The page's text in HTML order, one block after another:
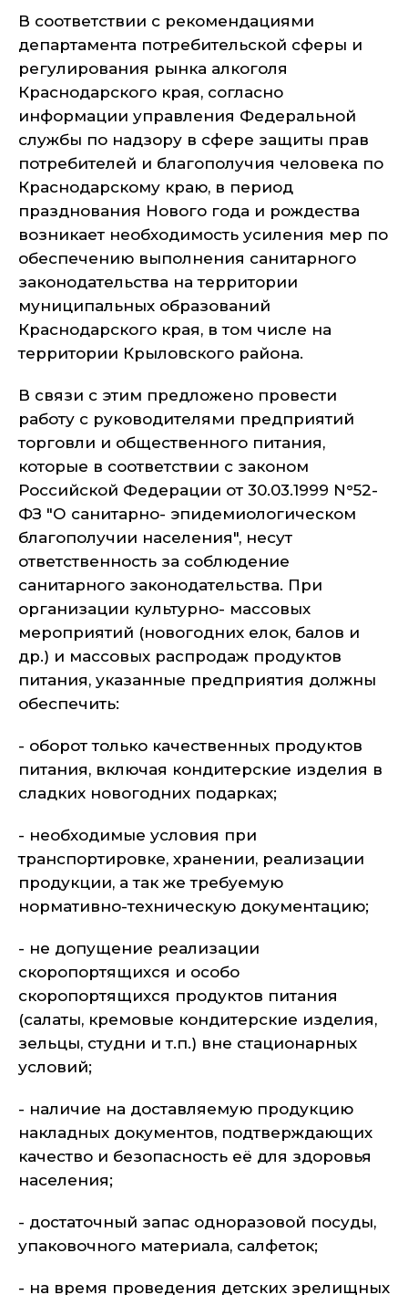
В соответствии с рекомендациями
департамента потребительской сферы и
регулирования рынка алкоголя
Краснодарского края, согласно
информации управления Федеральной
службы по надзору в сфере защиты прав
потребителей и благополучия человека по
Краснодарскому краю, в период
празднования Нового года и рождества
возникает необходимость усиления мер по
обеспечению выполнения санитарного
законодательства на территории
муниципальных образований
Краснодарского края, в том числе на
территории Крыловского района.
В связи с этим предложено провести
работу с руководителями предприятий
торговли и общественного питания,
которые в соответствии с законом
Российской Федерации от 30.03.1999 N°52-
ФЗ "О санитарно- эпидемиологическом
благополучии населения", несут
ответственность за соблюдение
санитарного законодательства. При
организации культурно- массовых
мероприятий (новогодних елок, балов и
др.) и массовых распродаж продуктов
питания, указанные предприятия должны
обеспечить:
- оборот только качественных продуктов
питания, включая кондитерские изделия в
сладких новогодних подарках;
- необходимые условия при
транспортировке, хранении, реализации
продукции, а так же требуемую
нормативно-техническую документацию;
- не допущение реализации
скоропортящихся и особо
скоропортящихся продуктов питания
(салаты, кремовые кондитерские изделия,
зельцы, студни и т.п.) вне стационарных
условий;
- наличие на доставляемую продукцию
накладных документов, подтверждающих
качество и безопасность её для здоровья
населения;
- достаточный запас одноразовой посуды,
упаковочного материала, салфеток;
- на время проведения детских зрелищных